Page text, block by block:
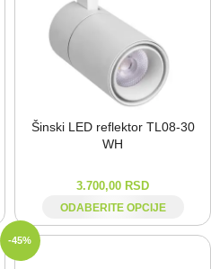
Šinski LED reflektor TL08-⁠30
WH
3.700,00 RSD
ODABERITE OPCIJE
-45%